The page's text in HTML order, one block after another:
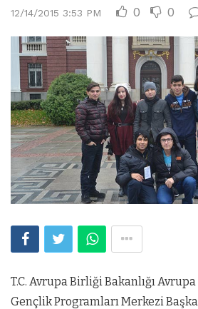
12/14/2015 3:53 PM 0 0
T.C. Avrupa Birliği Bakanlığı
Gençlik Programları Merkezi